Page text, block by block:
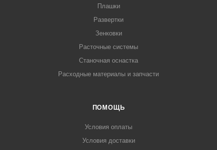
Плашки
Развертки
Зенковки
Расточные системы
Станочная оснастка
Расходные материалы и запчасти
ПОМОЩЬ
Условия оплаты
Условия доставки